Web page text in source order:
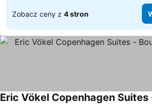
Zobacz ceny z 4 stron